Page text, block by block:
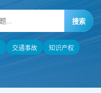
搜索
交通事故 知识产权